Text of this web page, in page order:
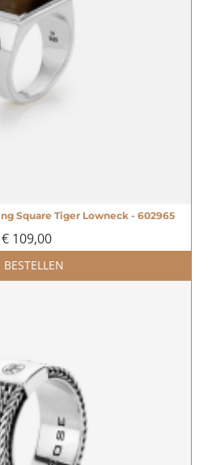
Square Tiger Lowneck - 602965
€ 109,00
BESTELLEN